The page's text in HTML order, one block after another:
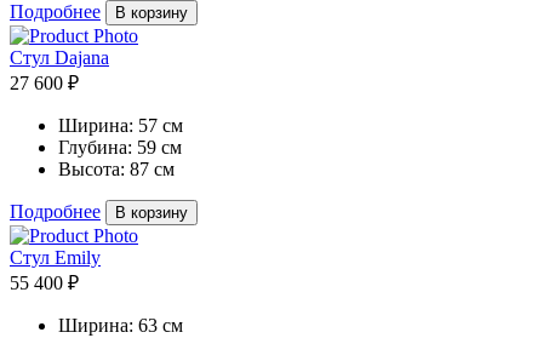
Подробнее В корзину
Стул Dajana
27 600 ₽
Ширина: 57 см
Глубина: 59 см
Высота: 87 см
Подробнее В корзину
Стул Emily
55 400 ₽
Ширина: 63 см